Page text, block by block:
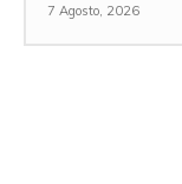
7 Agosto, 2026